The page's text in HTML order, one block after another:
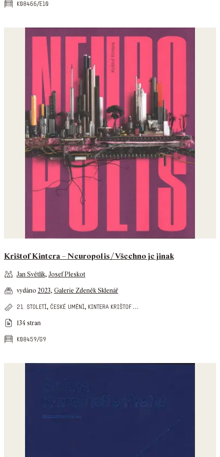
k08466/e10
Krištof Kintera – Neuropolis / Všechno je jinak
Jan Světlík,Josef Pleskot
vydáno 2023, Galerie Zdeněk Sklenář
21. století, české umění, kintera krištof…
134 stran
k08459/g9